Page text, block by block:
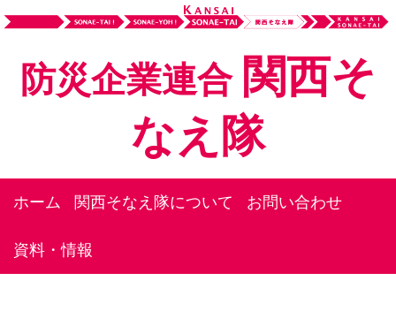
防災企業連合 関西そ
なえ隊
ホーム 関西そなえ隊について お問い合わせ
資料・情報